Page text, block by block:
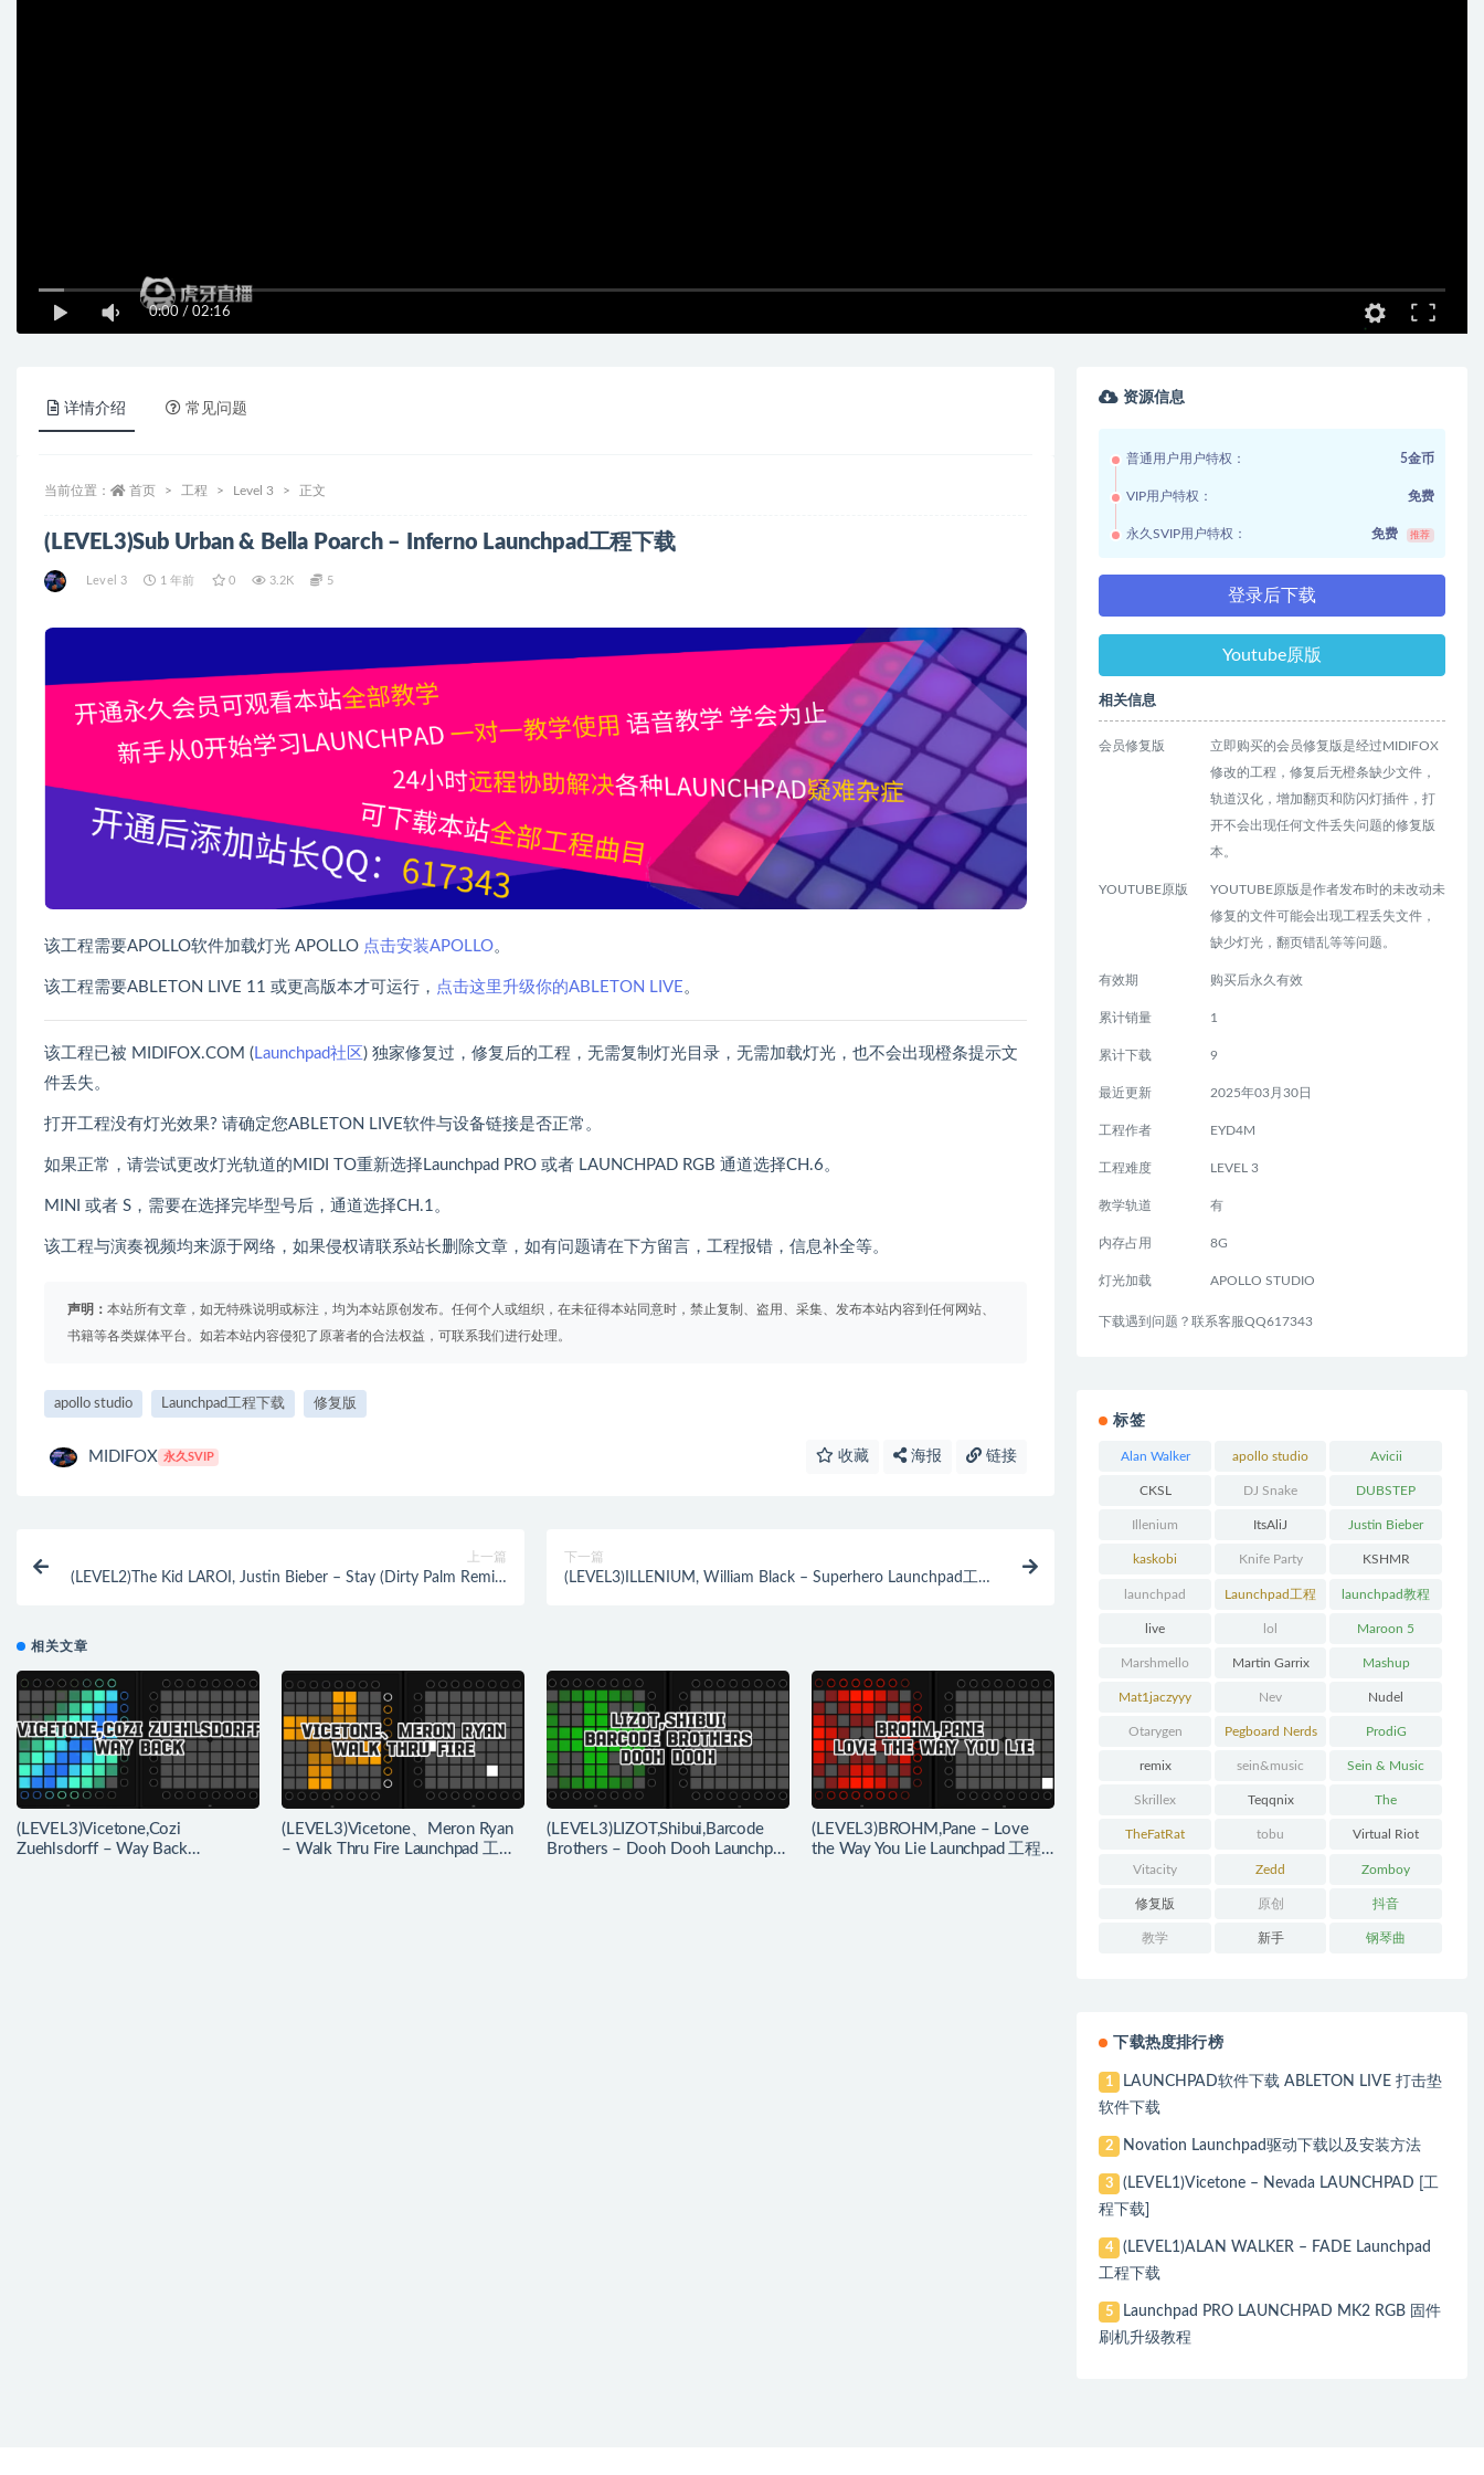
0:00 / 02:16
详情介绍 常见问题
当前位置： 首页 工程 Level 3 正文
(LEVEL3)Sub Urban & Bella Poarch – Inferno Launchpad工程下载
Level 3 1 年前 0 3.2K 5
该工程需要APOLLO软件加载灯光 APOLLO 点击安装APOLLO。
该工程需要ABLETON LIVE 11 或更高版本才可运行， 点击这里升级你的ABLETON LIVE。
该工程已被 MIDIFOX.COM ( Launchpad社区 ) 独家修复过，修复后的工程，无需复制灯光目录，无需加载灯光，也不会出现橙条提示文
件丢失。
打开工程没有灯光效果? 请确定您ABLETON LIVE软件与设备链接是否正常。
如果正常，请尝试更改灯光轨道的MIDI TO重新选择Launchpad PRO 或者 LAUNCHPAD RGB 通道选择CH.6。
MINI 或者 S，需要在选择完毕型号后，通道选择CH.1。
该工程与演奏视频均来源于网络，如果侵权请联系站长删除文章，如有问题请在下方留言，工程报错，信息补全等。
声明： 本站所有文章，如无特殊说明或标注，均为本站原创发布。任何个人或组织，在未征得本站同意时，禁止复制、盗用、采集、发布本站内容到任何网站、
书籍等各类媒体平台。如若本站内容侵犯了原著者的合法权益，可联系我们进行处理。
apollo studio Launchpad工程下载 修复版
MIDIFOX 永久SVIP 收藏 海报 链接
上一篇
(LEVEL2)The Kid LAROI, Justin Bieber – Stay (Dirty Palm Remix)
下一篇
(LEVEL3)ILLENIUM, William Black – Superhero Launchpad工程
相关文章
(LEVEL3)Vicetone,Cozi
Zuehlsdorff – Way Back
(LEVEL3)Vicetone、Meron Ryan
– Walk Thru Fire Launchpad 工程
(LEVEL3)LIZOT,Shibui,Barcode
Brothers – Dooh Dooh Launchpad
(LEVEL3)BROHM,Pane – Love
the Way You Lie Launchpad 工程
资源信息
普通用户用户特权： 5金币
VIP用户特权： 免费
永久SVIP用户特权： 免费 推荐
登录后下载
Youtube原版
相关信息
会员修复版
立即购买的会员修复版是经过MIDIFOX
修改的工程，修复后无橙条缺少文件，
轨道汉化，增加翻页和防闪灯插件，打
开不会出现任何文件丢失问题的修复版
本。
YOUTUBE原版
YOUTUBE原版是作者发布时的未改动未
修复的文件可能会出现工程丢失文件，
缺少灯光，翻页错乱等等问题。
有效期 购买后永久有效
累计销量 1
累计下载 9
最近更新 2025年03月30日
工程作者 EYD4M
工程难度 LEVEL 3
教学轨道 有
内存占用 8G
灯光加载 APOLLO STUDIO
下载遇到问题？联系客服QQ617343
标签
Alan Walker apollo studio Avicii
CKSL DJ Snake DUBSTEP
Illenium ItsAliJ Justin Bieber
kaskobi Knife Party KSHMR
launchpad Launchpad工程
下载
launchpad教程
live lol Maroon 5
Marshmello Martin Garrix Mashup
Mat1jaczyyy Nev Nudel
Otarygen Pegboard Nerds ProdiG
remix sein&music Sein & Music
Skrillex Teqqnix The
Chainsmokers
TheFatRat tobu Virtual Riot
Vitacity Zedd Zomboy
修复版 原创 抖音
教学 新手 钢琴曲
下载热度排行榜
1
LAUNCHPAD软件下载 ABLETON LIVE 打击垫
软件下载
2 Novation Launchpad驱动下载以及安装方法
3
(LEVEL1)Vicetone – Nevada LAUNCHPAD [工
程下载]
4
(LEVEL1)ALAN WALKER – FADE Launchpad
工程下载
5
Launchpad PRO LAUNCHPAD MK2 RGB 固件
刷机升级教程